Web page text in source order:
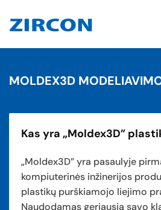
MOLDEX3D
Kas yra „Moldex3D”
„Moldex3D” yra pasaulyje
kompiuterinės inžinerijos
plastikų purškiamojo liejimo
Naudodamas geriausią savo